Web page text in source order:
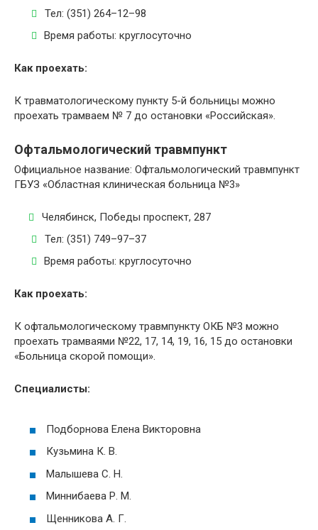
Тел: (351) 264–12–98
Время работы: круглосуточно
Как проехать:
К травматологическому пункту 5-й больницы можно
проехать трамваем № 7 до остановки «Российская».
Офтальмологический травмпункт
Официальное название: Офтальмологический травмпункт
ГБУЗ «Областная клиническая больница №3»
Челябинск, Победы проспект, 287
Тел: (351) 749–97–37
Время работы: круглосуточно
Как проехать:
К офтальмологическому травмпункту ОКБ №3 можно
проехать трамваями №22, 17, 14, 19, 16, 15 до остановки
«Больница скорой помощи».
Специалисты:
Подборнова Елена Викторовна
Кузьмина К. В.
Малышева С. Н.
Миннибаева Р. М.
Щенникова А. Г.